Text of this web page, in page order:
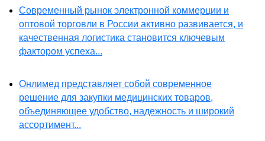
Современный рынок электронной коммерции и
оптовой торговли в России активно развивается, и
качественная логистика становится ключевым
фактором успеха...
Онлимед представляет собой современное
решение для закупки медицинских товаров,
объединяющее удобство, надежность и широкий
ассортимент...